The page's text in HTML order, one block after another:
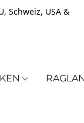
Schweiz, USA &